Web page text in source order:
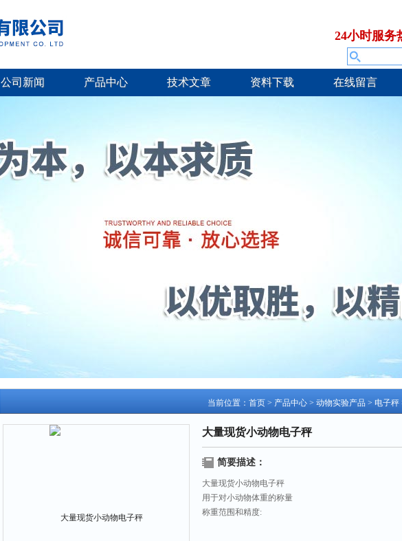
24小时服务
公司新闻 产品中心 技术文章 资料下载 在线留言
当前位置： 首页 > 产品中心 > 动物实验产品 > 电子秤
大量现货小动物电子秤
简要描述：
大量现货小动物电子秤
用于对小动物体重的称量
称重范围和精度: